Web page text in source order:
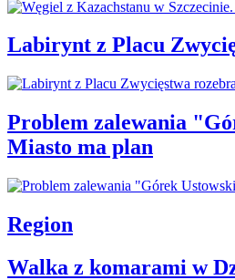
Labirynt z Placu
Problem zalewania
Miasto ma plan
Region
Walka z komarami w